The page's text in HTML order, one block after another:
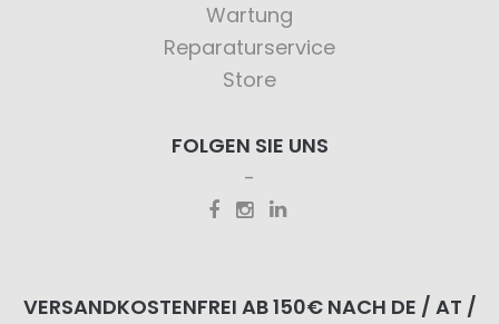
Wartung
Reparaturservice
Store
FOLGEN SIE UNS
VERSANDKOSTENFREI AB 150€ NACH DE / AT /